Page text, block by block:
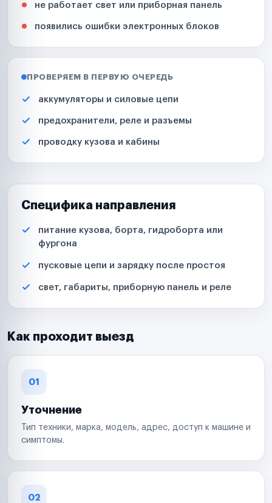
не работает свет или приборная панель
появились ошибки электронных блоков
ПРОВЕРЯЕМ В ПЕРВУЮ ОЧЕРЕДЬ
аккумуляторы и силовые цепи
предохранители, реле и разъемы
проводку кузова и кабины
Специфика направления
питание кузова, борта, гидроборта или
фургона
пусковые цепи и зарядку после простоя
свет, габариты, приборную панель и реле
Как проходит выезд
01
Уточнение
Тип техники, марка, модель, адрес, доступ к машине и
симптомы.
02